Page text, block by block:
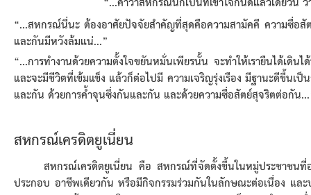
“...สหกรณ์นี่นะ ต้องอาศัยปัจจัยสำคัญที่สุดคือความสามัคคี ความซื่อสัต
และกันมีหวังล้มแน่...”
“...การทำงานด้วยความตั้งใจขยันหมั่นเพียรนั้น จะทำให้เรายืนได้
และจะมีชีวิตที่เข้มแข็ง แล้วก็ต่อไปมี ความเจริญรุ่งเรือง มีฐานะดีขึ้น
และกัน ด้วยการค้ำจุนซึ่งกันและกัน และด้วยความซื่อสัตย์สุจริตต่อกัน
สหกรณ์เครดิตยูเนี่ยน
สหกรณ์เครดิตยูเนี่ยน คือ สหกรณ์ที่จัดตั้งขึ้นในหมู่ประชาชนที่อ
ประกอบ อาชีพเดียวกัน หรือมีกิจกรรมร่วมกันในลักษณะต่อเนื่อง แล